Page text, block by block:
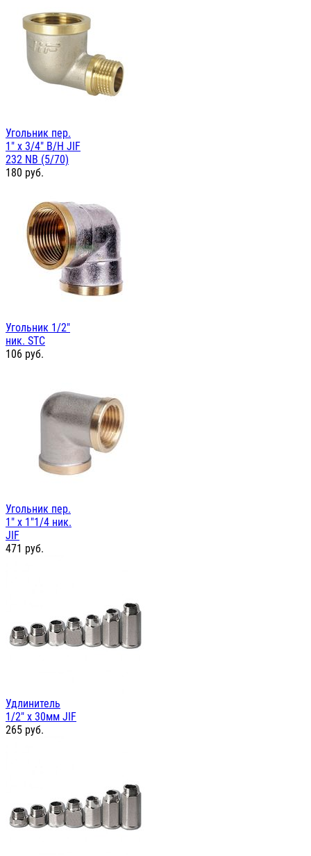
Угольник пер.
1" х 3/4" В/Н JIF
232 NB (5/70)
180 руб.
Угольник 1/2"
ник. STC
106 руб.
Угольник пер.
1" х 1"1/4 ник.
JIF
471 руб.
Удлинитель
1/2" х 30мм JIF
265 руб.